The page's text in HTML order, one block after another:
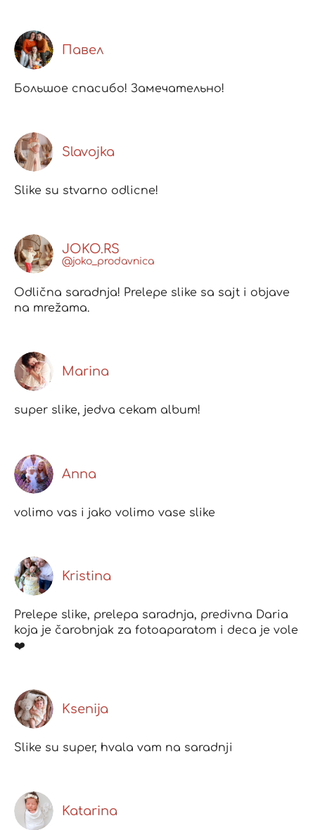
Павел
Большое спасибо! Замечательно!
Slavojka
Slike su stvarno odlicne!
JOKO.RS
@joko_prodavnica
Odlična saradnja! Prelepe slike sa sajt i objave
na mrežama.
Marina
super slike, jedva cekam album!
Anna
volimo vas i jako volimo vase slike
Kristina
Prelepe slike, prelepa saradnja, predivna Daria
koja je čarobnjak za fotoaparatom i deca je vole
❤️
Ksenija
Slike su super, hvala vam na saradnji
Katarina